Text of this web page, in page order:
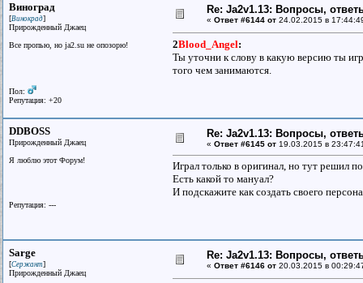
Виноград
[Винокрад]
Прирожденный Джаец
Все пpопью, но ja2.su не опозоpю!
Пол:
Репутация: +20
Re: Ja2v1.13: Вопросы,
« Ответ #6144 от 24.02.2015 в
2Blood_Angel:
Ты уточни к слову в какую версию ты
того чем занимаются.
DDBOSS
Прирожденный Джаец
Я люблю этот Форум!
Репутация: ---
Re: Ja2v1.13: Вопросы,
« Ответ #6145 от 19.03.2015 в
Играл только в оригинал, но тут решил
Есть какой то мануал?
И подскажите как создать своего
Sarge
[Сержант]
Прирожденный Джаец
Re: Ja2v1.13: Вопросы,
« Ответ #6146 от 20.03.2015 в